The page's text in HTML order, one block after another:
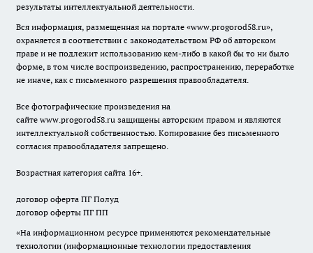
результаты интеллектуальной деятельности.
Вся информация, размещенная на портале «www.progorod58.ru»,
охраняется в соответствии с законодательством РФ об авторском
праве и не подлежит использованию кем-либо в какой бы то ни было
форме, в том числе воспроизведению, распространению, переработке
не иначе, как с письменного разрешения правообладателя.
Все фотографические произведения на
сайте www.progorod58.ru защищены авторским правом и являются
интеллектуальной собственностью. Копирование без письменного
согласия правообладателя запрещено.
Возрастная категория сайта 16+.
договор оферта ПГ Полуд
договор оферты ПГ ПП
«На информационном ресурсе применяются рекомендательные
технологии (информационные технологии предоставления